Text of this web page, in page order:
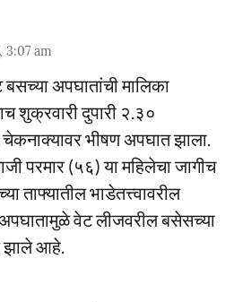
3:07 am
बसच्या अपघातांची मालिका
शुक्रवारी दुपारी २.३०
चेकनाक्यावर भीषण अपघात झाला.
परमार (५६) या महिलेचा जागीच
ताफ्यातील भाडेतत्त्वावरील
अपघातामुळे वेट लीजवरील बसेसच्या
झाले आहे.